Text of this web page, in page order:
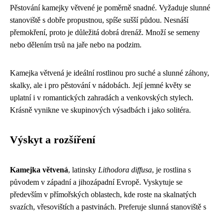
Pěstování kamejky větvené je poměrně snadné. Vyžaduje slunné
stanoviště s dobře propustnou, spíše sušší půdou. Nesnáší
přemokření, proto je důležitá dobrá drenáž. Množí se semeny
nebo dělením trsů na jaře nebo na podzim.
Kamejka větvená je ideální rostlinou pro suché a slunné záhony,
skalky, ale i pro pěstování v nádobách. Její jemné květy se
uplatní i v romantických zahradách a venkovských stylech.
Krásně vynikne ve skupinových výsadbách i jako solitéra.
Výskyt a rozšíření
Kamejka větvená, latinsky Lithodora diffusa, je rostlina s
původem v západní a jihozápadní Evropě. Vyskytuje se
především v přímořských oblastech, kde roste na skalnatých
svazích, vřesovištích a pastvinách. Preferuje slunná stanoviště s